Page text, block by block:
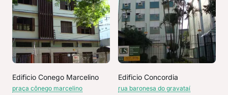
Edificio Conego Marcelino
praça cônego marcelino
Edificio Concordia
rua baronesa do gravataí